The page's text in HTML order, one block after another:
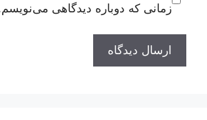
زمانی که دوباره دیدگاهی